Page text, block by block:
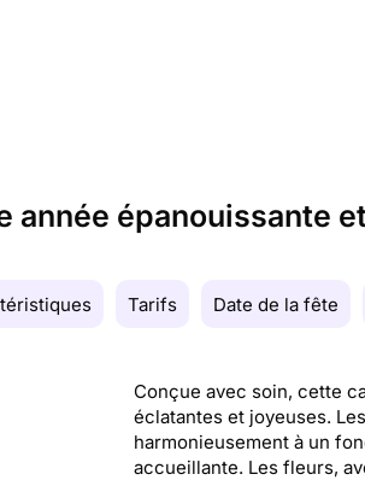
année épanouissante
Tarifs Date de la fête
Conçue avec soin, cette
éclatantes et joyeuses.
harmonieusement à un
accueillante. Les fleurs,